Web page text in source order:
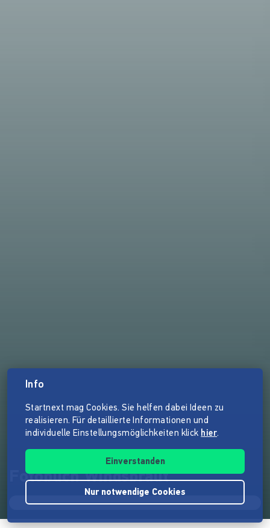
Fotobuch Windsbraut
Info
Startnext mag Cookies. Sie helfen dabei Ideen zu
realisieren. Für detaillierte Informationen und
individuelle Einstellungsmöglichkeiten klick hier.
Einverstanden
Nur notwendige Cookies